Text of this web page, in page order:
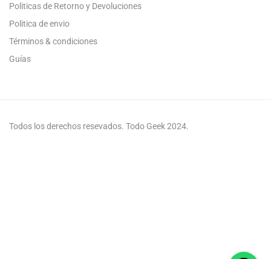
Politicas de Retorno y Devoluciones
Politica de envio
Términos & condiciones
Guías
Todos los derechos resevados. Todo Geek 2024.